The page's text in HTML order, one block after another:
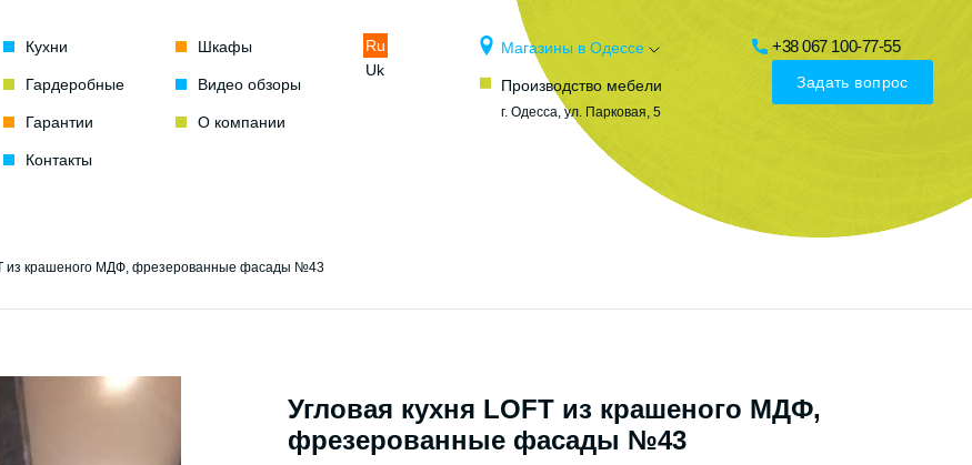
Кухни Шкафы
Гардеробные Видео обзоры
Гарантии О компании
Контакты
Uk
Ru Магазины в Одессе
Производство мебели
г. Одесса, ул. Парковая, 5
+38 067 100-77-55
Задать вопрос
из крашеного МДФ, фрезерованные фасады №43
Угловая кухня LOFT из крашеного МДФ,
фрезерованные фасады №43